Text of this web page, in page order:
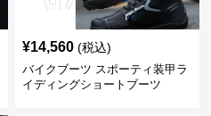
¥14,560 (税込)
バイクブーツ スポーティ装甲ラ
イディングショートブーツ